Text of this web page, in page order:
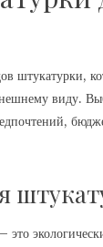
штукатурки,
виду.
это